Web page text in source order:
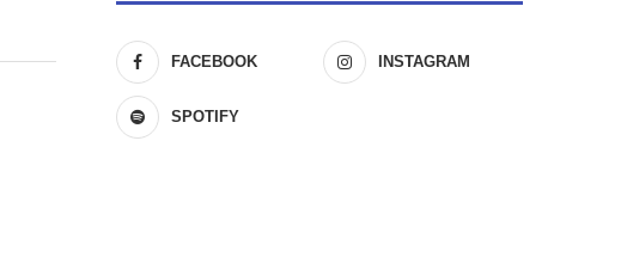
FACEBOOK INSTAGRAM
SPOTIFY